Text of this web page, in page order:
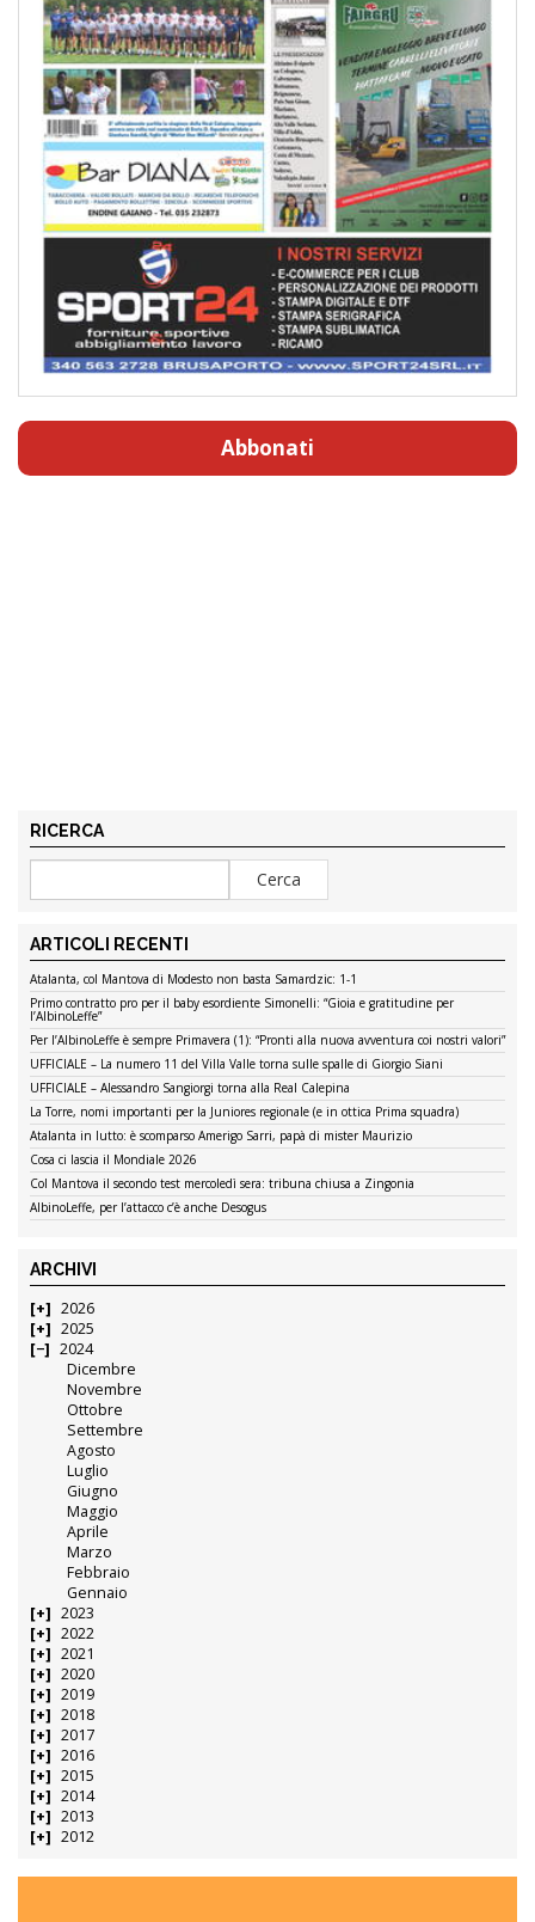
Abbonati
RICERCA
ARTICOLI RECENTI
Atalanta, col Mantova di Modesto non basta Samardzic: 1-1
Primo contratto pro per il baby esordiente Simonelli: “Gioia e gratitudine per
l’AlbinoLeffe”
Per l’AlbinoLeffe è sempre Primavera (1): “Pronti alla nuova avventura coi nostri valori”
UFFICIALE – La numero 11 del Villa Valle torna sulle spalle di Giorgio Siani
UFFICIALE – Alessandro Sangiorgi torna alla Real Calepina
La Torre, nomi importanti per la Juniores regionale (e in ottica Prima squadra)
Atalanta in lutto: è scomparso Amerigo Sarri, papà di mister Maurizio
Cosa ci lascia il Mondiale 2026
Col Mantova il secondo test mercoledì sera: tribuna chiusa a Zingonia
AlbinoLeffe, per l’attacco c’è anche Desogus
ARCHIVI
2026
2025
2024
Dicembre
Novembre
Ottobre
Settembre
Agosto
Luglio
Giugno
Maggio
Aprile
Marzo
Febbraio
Gennaio
2023
2022
2021
2020
2019
2018
2017
2016
2015
2014
2013
2012